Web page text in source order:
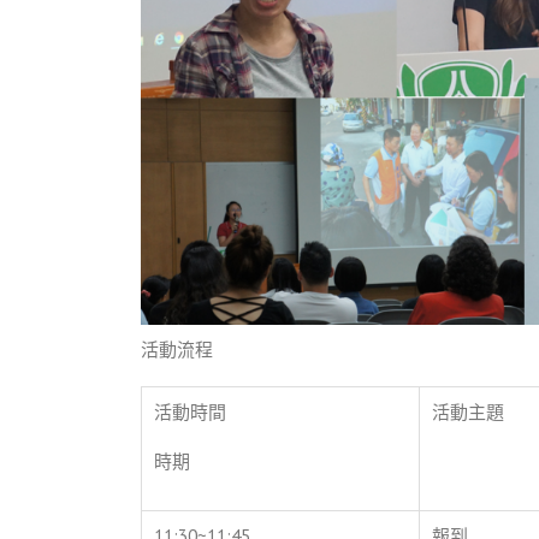
活動流程
活動時間
時期
活動主題